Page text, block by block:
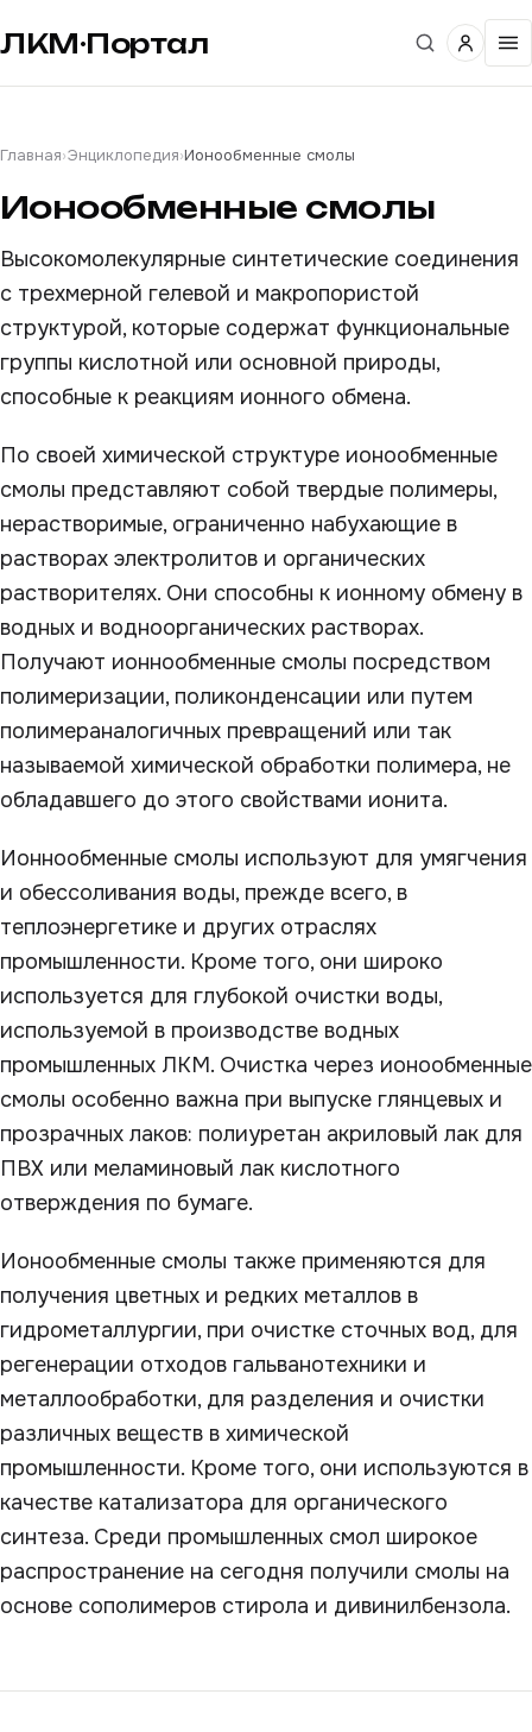
ЛКМ·Портал
Главная›Энциклопедия›Ионообменные смолы
Ионообменные смолы
Высокомолекулярные синтетические соединения
с трехмерной гелевой и макропористой
структурой, которые содержат функциональные
группы кислотной или основной природы,
способные к реакциям ионного обмена.
По своей химической структуре ионообменные
смолы представляют собой твердые полимеры,
нерастворимые, ограниченно набухающие в
растворах электролитов и органических
растворителях. Они способны к ионному обмену в
водных и водноорганических растворах.
Получают ионнообменные смолы посредством
полимеризации, поликонденсации или путем
полимераналогичных превращений или так
называемой химической обработки полимера, не
обладавшего до этого свойствами ионита.
Ионнообменные смолы используют для умягчения
и обессоливания воды, прежде всего, в
теплоэнергетике и других отраслях
промышленности. Кроме того, они широко
используется для глубокой очистки воды,
используемой в производстве водных
промышленных ЛКМ. Очистка через ионообменные
смолы особенно важна при выпуске глянцевых и
прозрачных лаков: полиуретан акриловый лак для
ПВХ или меламиновый лак кислотного
отверждения по бумаге.
Ионообменные смолы также применяются для
получения цветных и редких металлов в
гидрометаллургии, при очистке сточных вод, для
регенерации отходов гальванотехники и
металлообработки, для разделения и очистки
различных веществ в химической
промышленности. Кроме того, они используются в
качестве катализатора для органического
синтеза. Среди промышленных смол широкое
распространение на сегодня получили смолы на
основе сополимеров стирола и дивинилбензола.